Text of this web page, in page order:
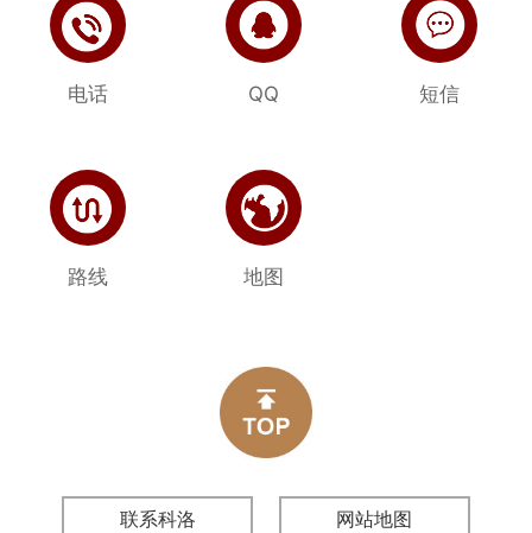
电话 QQ 短信
路线 地图
联系科洛 网站地图